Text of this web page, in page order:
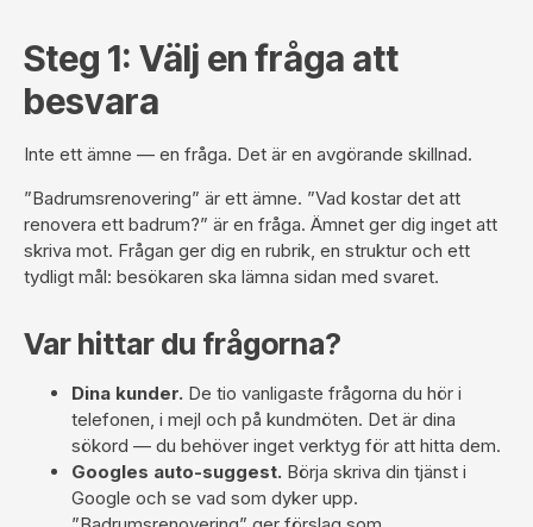
Steg 1: Välj en fråga att
besvara
Inte ett ämne — en fråga. Det är en avgörande skillnad.
”Badrumsrenovering” är ett ämne. ”Vad kostar det att
renovera ett badrum?” är en fråga. Ämnet ger dig inget att
skriva mot. Frågan ger dig en rubrik, en struktur och ett
tydligt mål: besökaren ska lämna sidan med svaret.
Var hittar du frågorna?
Dina kunder. De tio vanligaste frågorna du hör i
telefonen, i mejl och på kundmöten. Det är dina
sökord — du behöver inget verktyg för att hitta dem.
Googles auto-suggest. Börja skriva din tjänst i
Google och se vad som dyker upp.